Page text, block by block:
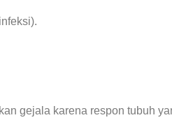
gejala karena respon tubuh